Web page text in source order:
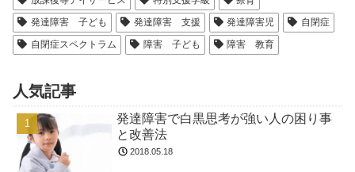
発達障害 子ども
発達障害 支援 発達障害児
自閉症
自閉症スペクトラム
障害 子ども 障害 教育
人気記事
発達障害で白黒思考が強い人の困り事
と改善法
2018.05.18